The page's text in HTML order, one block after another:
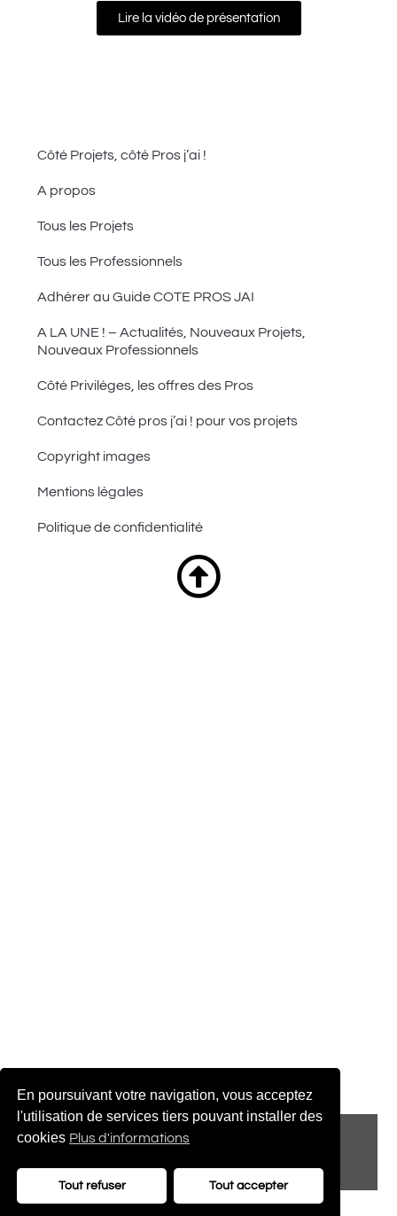
Lire la vidéo de présentation
Côté Projets, côté Pros j’ai !
A propos
Tous les Projets
Tous les Professionnels
Adhérer au Guide COTE PROS JAI
A LA UNE ! – Actualités, Nouveaux Projets,
Nouveaux Professionnels
Côté Privilèges, les offres des Pros
Contactez Côté pros j’ai ! pour vos projets
Copyright images
Mentions légales
Politique de confidentialité
© 2022 adenatis.com
contact@adenatis.com
En poursuivant votre navigation, vous acceptez
l'utilisation de services tiers pouvant installer des
cookies Plus d'informations
Tout refuser Tout accepter